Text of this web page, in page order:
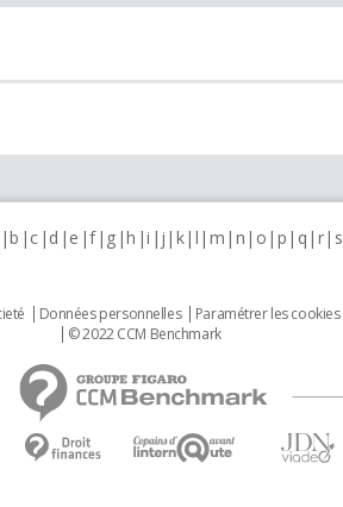
b c d e f g h i j k l m n o p q r s
Données personnelles Paramétrer les cookies
© 2022 CCM Benchmark